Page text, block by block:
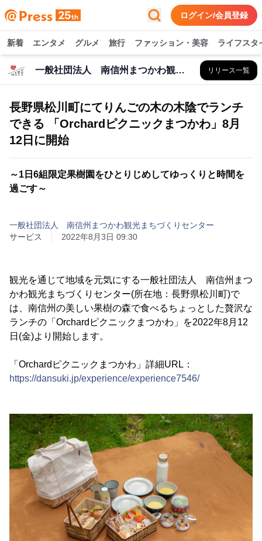
ログイン/会員登録
新着 エンタメ グルメ 旅行 ファッション・美容 ライフスタ
一般社団法人 南信州まつかわ観光まちづくりセンター リリース一覧
長野県松川町にてりんごの木の木陰でランチ
できる 「Orchardピクニックまつかわ」8月
12日に開始
～1日6組限定果樹園をひとりじめしてゆっくりと時間を
過ごす～
一般社団法人 南信州まつかわ観光まちづくりセンター
サービス
2022年8月3日 09:30
観光を通じて地域を元気にする一般社団法人 南信州まつ
かわ観光まちづくりセンター(所在地：長野県松川町)で
は、南信州の美しい果樹の森で食べるちょっとした贅沢な
ランチの「Orchardピクニックまつかわ」を2022年8月12
日(金)より開始します。
「Orchardピクニックまつかわ」詳細URL：
https://dansuki.jp/experience/experience7546/